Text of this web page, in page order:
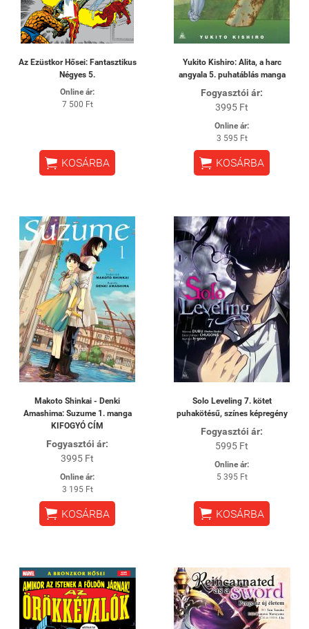
Az Ezüstkor Hősei: Fantasztikus
Négyes 5.
Online ár:
7 500 Ft
 KOSÁRBA
Yukito Kishiro: Alita, a harc
angyala 5. puhatáblás manga
Fogyasztói ár:
3995 Ft
Online ár:
3 595 Ft
 KOSÁRBA
Makoto Shinkai - Denki
Amashima: Suzume 1. manga
KIFOGYÓ CÍM
Fogyasztói ár:
3995 Ft
Online ár:
3 195 Ft
 KOSÁRBA
Solo Leveling 7. kötet
puhakötésű, színes képregény
Fogyasztói ár:
5995 Ft
Online ár:
5 395 Ft
 KOSÁRBA